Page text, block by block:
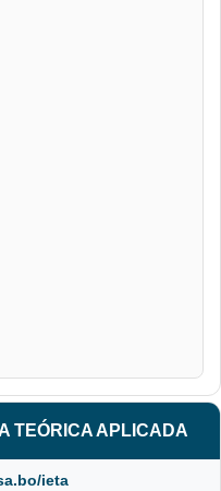
TEÓRICA APLICADA
ieta